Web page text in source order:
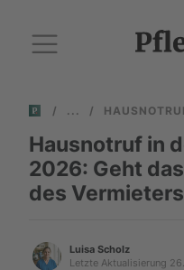
/ /
Hausnotruf in
2026: Geht
des
Luisa Scholz
Letzte Aktualisierung